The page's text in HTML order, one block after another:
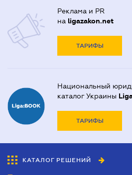
Реклама и PR
на ligazakon.net
ТАРИФЫ
Национальный
каталог Украины
ТАРИФЫ
КАТАЛОГ РЕШЕНИЙ